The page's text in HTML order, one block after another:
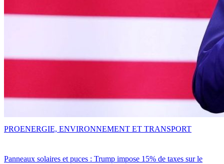
Panneaux solaires et puces : Trump impose 15% de taxes sur le
PROENERGIE, ENVIRONNEMENT ET TRANSPORT